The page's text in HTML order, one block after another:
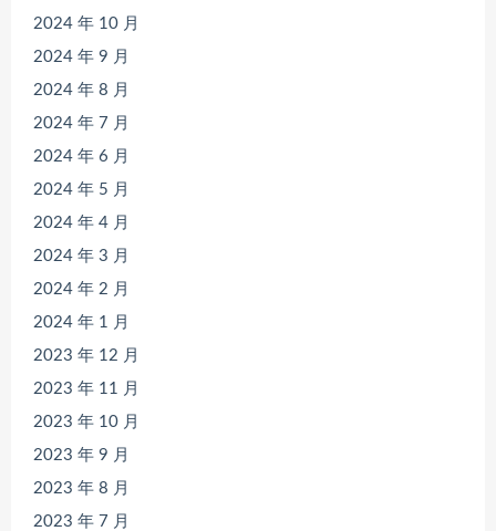
2024 年 10 月
2024 年 9 月
2024 年 8 月
2024 年 7 月
2024 年 6 月
2024 年 5 月
2024 年 4 月
2024 年 3 月
2024 年 2 月
2024 年 1 月
2023 年 12 月
2023 年 11 月
2023 年 10 月
2023 年 9 月
2023 年 8 月
2023 年 7 月